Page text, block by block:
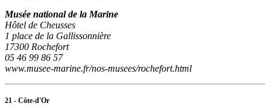
Musée national de la Marine
Hôtel de Cheusses
1 place de la Gallissonnière
17300 Rochefort
05 46 99 86 57
www.musee-marine.fr/nos-musees/rochefort.html
21 - Côte-d'Or